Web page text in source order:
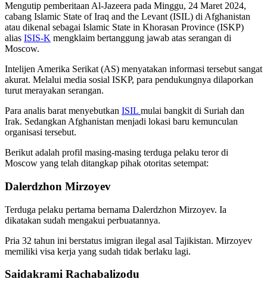
Mengutip pemberitaan Al-Jazeera pada Minggu, 24 Maret 2024,
cabang Islamic State of Iraq and the Levant (ISIL) di Afghanistan
atau dikenal sebagai Islamic State in Khorasan Province (ISKP)
alias ISIS-K mengklaim bertanggung jawab atas serangan di
Moscow.
Intelijen Amerika Serikat (AS) menyatakan informasi tersebut sangat
akurat. Melalui media sosial ISKP, para pendukungnya dilaporkan
turut merayakan serangan.
Para analis barat menyebutkan ISIL mulai bangkit di Suriah dan
Irak. Sedangkan Afghanistan menjadi lokasi baru kemunculan
organisasi tersebut.
Berikut adalah profil masing-masing terduga pelaku teror di
Moscow yang telah ditangkap pihak otoritas setempat:
Dalerdzhon Mirzoyev
Terduga pelaku pertama bernama Dalerdzhon Mirzoyev. Ia
dikatakan sudah mengakui perbuatannya.
Pria 32 tahun ini berstatus imigran ilegal asal Tajikistan. Mirzoyev
memiliki visa kerja yang sudah tidak berlaku lagi.
Saidakrami Rachabalizodu